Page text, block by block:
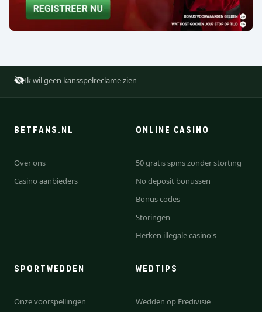
Ik wil geen kansspelreclame zien
BETFANS.NL
Over ons
Casino aanbieders
ONLINE CASINO
50 gratis spins zonder storting
No deposit bonussen
Bonus codes
Storingen
Herken illegale casino's
SPORTWEDDEN
Onze voorspellingen
WEDTIPS
Wedden op Eredivisie